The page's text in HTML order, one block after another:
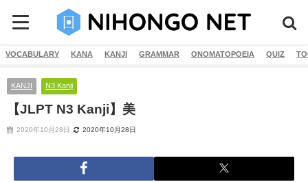
VOCABULARY KANA KANJI GRAMMAR ONOMATOPOEIA QUIZ
KANJI N3 Kanji
【JLPT N3 Kanji】美
2020年10月28日 2020年10月28日